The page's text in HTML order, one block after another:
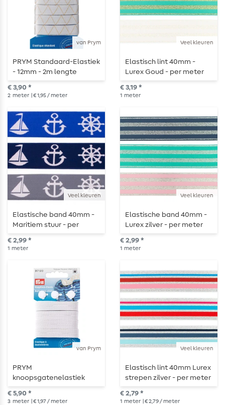
van Prym
PRYM Standaard-Elastiek
- 12mm - 2m lengte
€ 3,90 *
2 meter | € 1,95 / meter
Veel kleuren
Elastisch lint 40mm -
Lurex Goud - per meter
€ 3,19 *
1 meter
Veel kleuren
Elastische band 40mm -
Maritiem stuur - per
meter
€ 2,99 *
1 meter
Veel kleuren
Elastische band 40mm -
Lurex zilver - per meter
€ 2,99 *
1 meter
van Prym
PRYM
knoopsgatenelastiek
met 3 knopen - 12mm - 3m
lengte
€ 5,90 *
3 meter | € 1,97 / meter
Veel kleuren
Elastisch lint 40mm Lurex
strepen zilver - per meter
€ 2,79 *
1 meter | € 2,79 / meter